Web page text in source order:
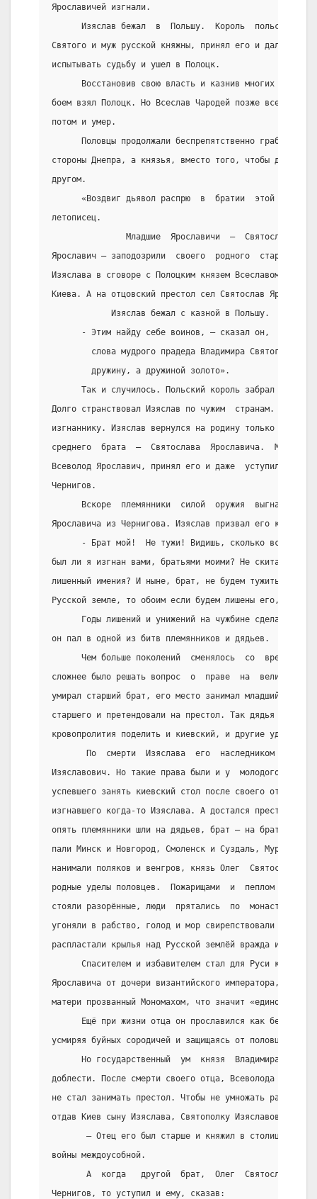
Ярославичей изгнали.
Изяслав бежал  в  Польшу.  Король  польский,
Святого и муж русской княжны, принял его и дал
испытывать судьбу и ушел в Полоцк.
Восстановив свою власть и казнив многих
боем взял Полоцк. Но Всеслав Чародей позже все-таки
потом и умер.
Половцы продолжали беспрепятственно грабить
стороны Днепра, а князья, вместо того, чтобы дать им
другом.
«Воздвиг дьявол распрю  в  братии  этой  –
летописец.
Младшие  Ярославичи  –  Святослав
Ярославич – заподозрили  своего  родного  старшего
Изяслава в сговоре с Полоцким князем Всеславом
Киева. А на отцовский престол сел Святослав
            Изяслав бежал с казной в Польшу.
- Этим найду себе воинов, – сказал он,
слова мудрого прадеда Владимира Святого: «Не
        дружину, а дружиной золото».
Так и случилось. Польский король забрал
Долго странствовал Изяслав по чужим  странам.  Но
изгнаннику. Изяслав вернулся на родину только после
среднего  брата  –  Святослава  Ярославича.
Всеволод Ярославич, принял его и даже  уступил
Чернигов.
Вскоре  племянники  силой  оружия  выгнали
Ярославича из Чернигова. Изяслав призвал его к себе
- Брат мой!  Не тужи! Видишь, сколько всего со
был ли я изгнан вами, братьями моими? Не скитался
лишенный имения? И ныне, брат, не будем тужить.
Русской земле, то обоим если будем лишены его, то
Годы лишений и унижений на чужбине сделали
он пал в одной из битв племянников и дядьев.
Чем больше поколений  сменялось  со  времён
сложнее было решать вопрос  о  праве  на
умирал старший брат, его место занимал младший, но
старшего и претендовали на престол. Так дядья и
кровопролития поделить и киевский, и другие уделы.
По  смерти  Изяслава  его  наследником  мог
Изяславович. Но такие права были и у  молодого
успевшего занять киевский стол после своего отца,
изгнавшего когда-то Изяслава. А достался престол их
опять племянники шли на дядьев, брат – на брата. Под
пали Минск и Новгород, Смоленск и Суздаль, Муром  и
нанимали поляков и венгров, князь Олег
родные уделы половцев.  Пожарищами  и  пеплом
стояли разорённые, люди  прятались  по  монастырям,
угоняли в рабство, голод и мор свирепствовали в
распластали крылья над Русской землёй вражда и
Спасителем и избавителем стал для Руси князь
Ярославича от дочери византийского императора, по
матери прозванный Мономахом, что значит «единоборец».
Ещё при жизни отца он прославился как
усмиряя буйных сородичей и защищаясь от половцев.
Но государственный  ум  князя  Владимира
доблести. После смерти своего отца, Всеволода
не стал занимать престол. Чтобы не умножать распрю,
отдав Киев сыну Изяслава, Святополку Изяславовичу:
– Отец его был старше и княжил в столице
войны междоусобной.
А  когда   другой  брат,  Олег
Чернигов, то уступил и ему, сказав: